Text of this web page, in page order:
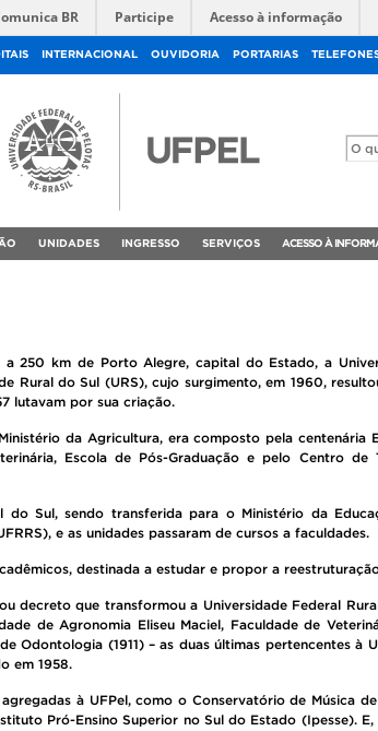
BR Participe Acesso à informação
INTERNACIONAL OUVIDORIA PORTARIAS
UNIDADES INGRESSO SERVIÇOS ACESSO À
250 km de Porto Alegre, capital do Estado, a
Rural do Sul (URS), cujo surgimento, em 1960,
lutavam por sua criação.
da Agricultura, era composto pela centenária
Escola de Pós-Graduação e pelo Centro de
do Sul, sendo transferida para o Ministério da
e as unidades passaram de cursos a faculdades.
destinada a estudar e propor a
decreto que transformou a Universidade Federal
de Agronomia Eliseu Maciel, Faculdade de
Odontologia (1911) – as duas últimas pertencentes à
em 1958.
à UFPel, como o Conservatório de Música
Pró-Ensino Superior no Sul do Estado (Ipesse).